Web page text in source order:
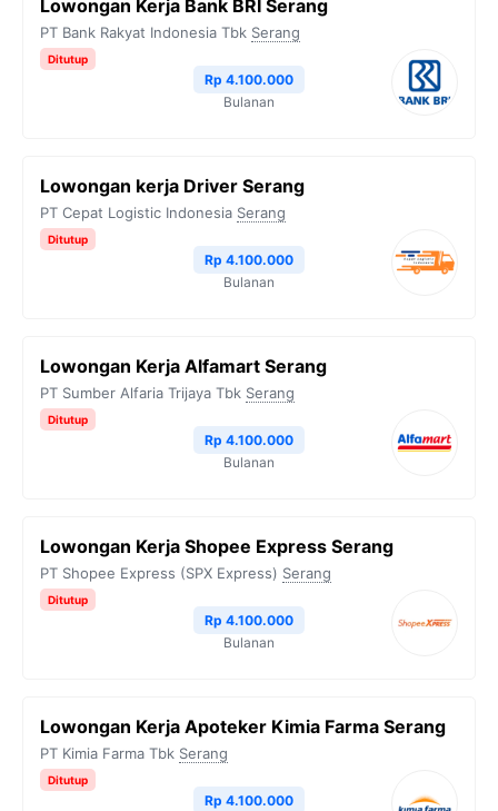
Lowongan Kerja Bank BRI Serang
PT Bank Rakyat Indonesia Tbk Serang
Ditutup
Rp 4.100.000
Bulanan
Lowongan kerja Driver Serang
PT Cepat Logistic Indonesia Serang
Ditutup
Rp 4.100.000
Bulanan
Lowongan Kerja Alfamart Serang
PT Sumber Alfaria Trijaya Tbk Serang
Ditutup
Rp 4.100.000
Bulanan
Lowongan Kerja Shopee Express Serang
PT Shopee Express (SPX Express) Serang
Ditutup
Rp 4.100.000
Bulanan
Lowongan Kerja Apoteker Kimia Farma Serang
PT Kimia Farma Tbk Serang
Ditutup
Rp 4.100.000